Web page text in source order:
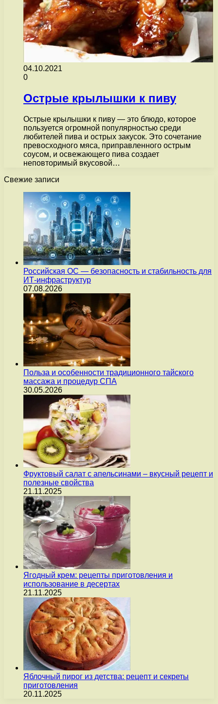
04.10.2021
0
Острые крылышки к пиву
Острые крылышки к пиву — это блюдо, которое
пользуется огромной популярностью среди
любителей пива и острых закусок. Это сочетание
превосходного мяса, приправленного острым
соусом, и освежающего пива создает
неповторимый вкусовой…
Свежие записи
Российская ОС — безопасность и стабильность для
ИТ-инфраструктур
07.08.2026
Польза и особенности традиционного тайского
массажа и процедур СПА
30.05.2026
Фруктовый салат с апельсинами – вкусный рецепт и
полезные свойства
21.11.2025
Ягодный крем: рецепты приготовления и
использование в десертах
21.11.2025
Яблочный пирог из детства: рецепт и секреты
приготовления
20.11.2025